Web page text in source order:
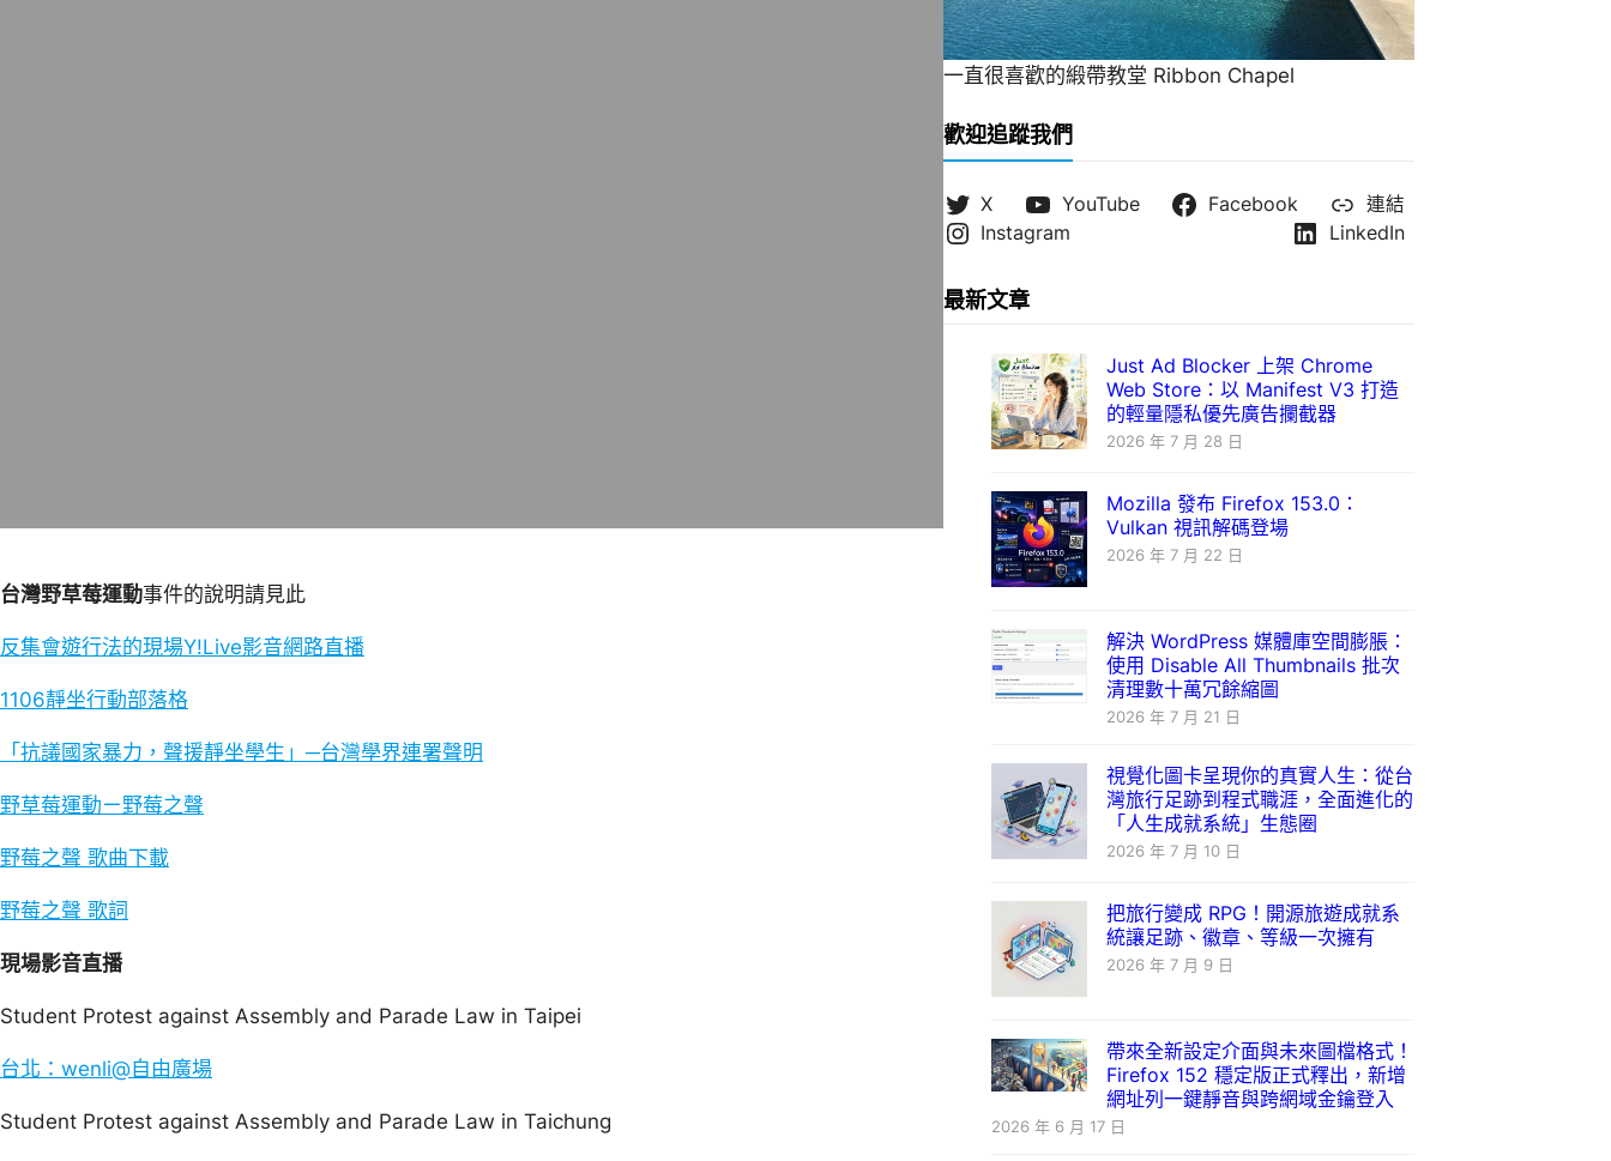
台灣野草莓運動事件的說明請見此
反集會遊行法的現場Y!Live影音網路直播
1106靜坐行動部落格
「抗議國家暴力，聲援靜坐學生」─台灣學界連署聲明
野草莓運動ㄧ野莓之聲
野莓之聲 歌曲下載
野莓之聲 歌詞
現場影音直播
Student Protest against Assembly and Parade Law in Taipei
台北：wenli@自由廣場
Student Protest against Assembly and Parade Law in Taichung
一直很喜歡的緞帶教堂 Ribbon Chapel
歡迎追蹤我們
X YouTube Facebook
連結
Instagram
LinkedIn
最新文章
Just Ad Blocker 上架 Chrome
Web Store：以 Manifest V3 打造
的輕量隱私優先廣告攔截器
2026 年 7 月 28 日
Mozilla 發布 Firefox 153.0：
Vulkan 視訊解碼登場
2026 年 7 月 22 日
解決 WordPress 媒體庫空間膨脹：
使用 Disable All Thumbnails 批次
清理數十萬冗餘縮圖
2026 年 7 月 21 日
視覺化圖卡呈現你的真實人生：從台
灣旅行足跡到程式職涯，全面進化的
「人生成就系統」生態圈
2026 年 7 月 10 日
把旅行變成 RPG！開源旅遊成就系
統讓足跡、徽章、等級一次擁有
2026 年 7 月 9 日
帶來全新設定介面與未來圖檔格式！
Firefox 152 穩定版正式釋出，新增
網址列一鍵靜音與跨網域金鑰登入
2026 年 6 月 17 日